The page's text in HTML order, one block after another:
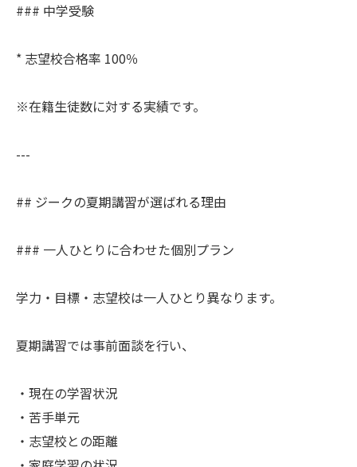
### 中学受験
* 志望校合格率 100％
※在籍生徒数に対する実績です。
---
## ジークの夏期講習が選ばれる理由
### 一人ひとりに合わせた個別プラン
学力・目標・志望校は一人ひとり異なります。
夏期講習では事前面談を行い、
・現在の学習状況
・苦手単元
・志望校との距離